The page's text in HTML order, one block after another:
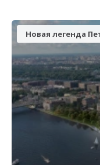
Новая легенда